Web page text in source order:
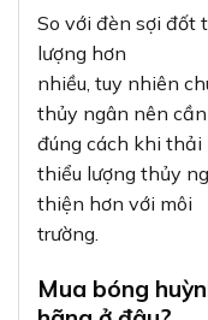
So với đèn sợi đốt
lượng hơn
nhiều, tuy nhiên
thủy ngân nên
đúng cách khi thải
thiểu lượng thủy
thiện hơn với môi
trường.
Mua bóng